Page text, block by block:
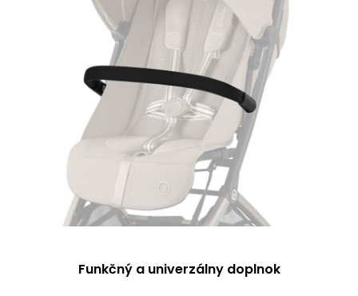
Funkčný a univerzálny doplnok